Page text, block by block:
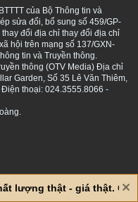
của Bộ Thông tin và
sửa đổi, bổ sung số 459/GP-
đổi địa chỉ thay đổi địa chỉ
hội trên mạng số 137/GXN-
tin và Truyền thông.
thông (OTV Media) Địa chỉ
Garden, Số 35 Lê Văn Thiêm,
thoại: 024.3555.8066 -
lượng thật - giá thật. Giá